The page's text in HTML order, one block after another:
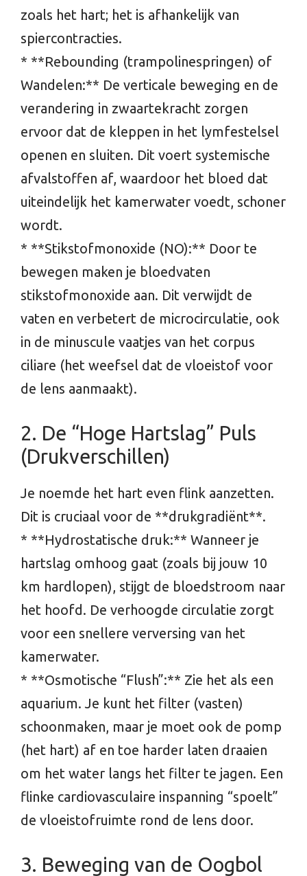
zoals het hart; het is afhankelijk van
spiercontracties.
* **Rebounding (trampolinespringen) of
Wandelen:** De verticale beweging en de
verandering in zwaartekracht zorgen
ervoor dat de kleppen in het lymfestelsel
openen en sluiten. Dit voert systemische
afvalstoffen af, waardoor het bloed dat
uiteindelijk het kamerwater voedt, schoner
wordt.
* **Stikstofmonoxide (NO):** Door te
bewegen maken je bloedvaten
stikstofmonoxide aan. Dit verwijdt de
vaten en verbetert de microcirculatie, ook
in de minuscule vaatjes van het corpus
ciliare (het weefsel dat de vloeistof voor
de lens aanmaakt).
2. De “Hoge Hartslag” Puls
(Drukverschillen)
Je noemde het hart even flink aanzetten.
Dit is cruciaal voor de **drukgradiënt**.
* **Hydrostatische druk:** Wanneer je
hartslag omhoog gaat (zoals bij jouw 10
km hardlopen), stijgt de bloedstroom naar
het hoofd. De verhoogde circulatie zorgt
voor een snellere verversing van het
kamerwater.
* **Osmotische “Flush”:** Zie het als een
aquarium. Je kunt het filter (vasten)
schoonmaken, maar je moet ook de pomp
(het hart) af en toe harder laten draaien
om het water langs het filter te jagen. Een
flinke cardiovasculaire inspanning “spoelt”
de vloeistofruimte rond de lens door.
3. Beweging van de Oogbol